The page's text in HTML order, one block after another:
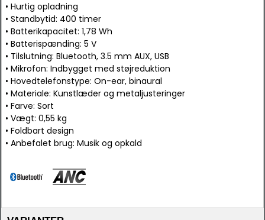
• Hurtig opladning
• Standbytid: 400 timer
• Batterikapacitet: 1,78 Wh
• Batterispænding: 5 V
• Tilslutning: Bluetooth, 3.5 mm AUX, USB
• Mikrofon: Indbygget med støjreduktion
• Hovedtelefonstype: On-ear, binaural
• Materiale: Kunstlæder og metaljusteringer
• Farve: Sort
• Vægt: 0,55 kg
• Foldbart design
• Anbefalet brug: Musik og opkald